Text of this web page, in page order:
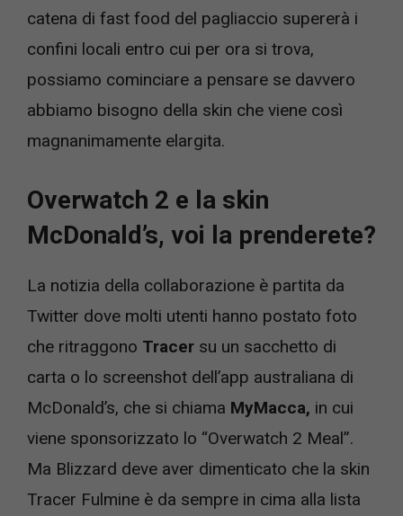
catena di fast food del pagliaccio supererà i
confini locali entro cui per ora si trova,
possiamo cominciare a pensare se davvero
abbiamo bisogno della skin che viene così
magnanimamente elargita.
Overwatch 2 e la skin
McDonald’s, voi la prenderete?
La notizia della collaborazione è partita da
Twitter dove molti utenti hanno postato foto
che ritraggono Tracer su un sacchetto di
carta o lo screenshot dell’app australiana di
McDonald’s, che si chiama MyMacca, in cui
viene sponsorizzato lo “Overwatch 2 Meal”.
Ma Blizzard deve aver dimenticato che la skin
Tracer Fulmine è da sempre in cima alla lista